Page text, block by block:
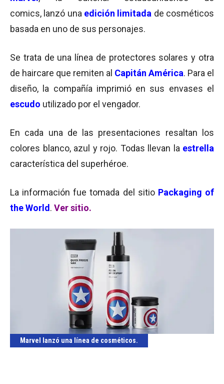
comics, lanzó una edición limitada de cosméticos
basada en uno de sus personajes.
Se trata de una línea de protectores solares y otra
de haircare que remiten al Capitán América. Para el
diseño, la compañía imprimió en sus envases el
escudo utilizado por el vengador.
En cada una de las presentaciones resaltan los
colores blanco, azul y rojo. Todas llevan la estrella
característica del superhéroe.
La información fue tomada del sitio Packaging of
the World . Ver sitio.
Marvel lanzó una línea de cosméticos.